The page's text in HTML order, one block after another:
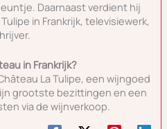
Daarnaast verdient hij
in Frankrijk, televisiewerk,
in Frankrijk?
La Tulipe, een wijngoed
grootste bezittingen en een
via de wijnverkoop.